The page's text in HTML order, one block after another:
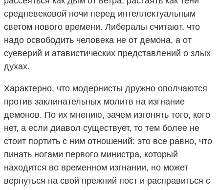
средневековой ночи перед интеллектуальным
светом нового времени. Либералы считают, что
надо освободить человека не от демона, а от
суеверий и атавистических представлений о злых
духах.
Характерно, что модернисты дружно ополчаются
против заклинательных молитв на изгнание
демонов. По их мнению, зачем изгонять того, кого
нет, а если диавол существует, то тем более не
стоит портить с ним отношений: это все равно, что
пинать ногами первого министра, который
находится во временном изгнании, но может
вернуться на свой прежний пост и расправиться с